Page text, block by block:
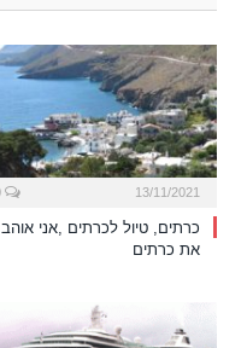
13/11/2021
כרתים, טיול לכרתים ,אני אוהב
את כרתים